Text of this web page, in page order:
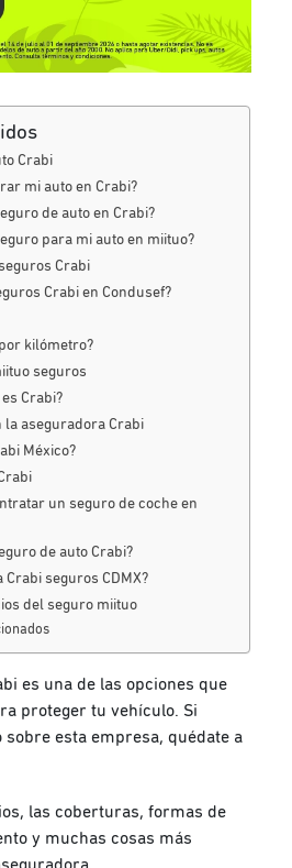
Crabi
mi auto en Crabi?
de auto en Crabi?
para mi auto en miituo?
Crabi
Crabi en Condusef?
kilómetro?
seguros
Crabi?
la aseguradora Crabi
México?
un seguro de coche en
de auto Crabi?
Crabi seguros CDMX?
del seguro miituo
es una de las opciones que
proteger tu vehículo. Si
esta empresa, quédate a
las coberturas, formas de
y muchas cosas más